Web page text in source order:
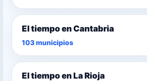
El tiempo en Cantabria
103 municipios
El tiempo en La Rioja